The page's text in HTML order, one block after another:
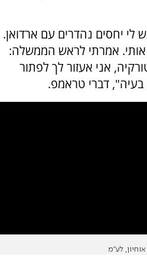
לי יחסים נהדרים עם ארדואן.
אותי. אמרתי לראש הממשלה:
אני אעזור לך לפתור
דברי טראמפ.
לע"מ